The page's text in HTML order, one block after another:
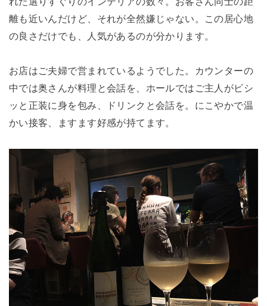
離も近いんだけど、それが全然嫌じゃない。この居心地
の良さだけでも、人気があるのが分かります。
お店はご夫婦で営まれているようでした。カウンターの
中では奥さんが料理と会話を、ホールではご主人がビシ
ッと正装に身を包み、ドリンクと会話を。にこやかで温
かい接客、ますます好感が持てます。